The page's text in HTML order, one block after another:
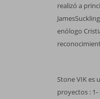
realizó a
enólogo
Stone VIK es
proyectos :